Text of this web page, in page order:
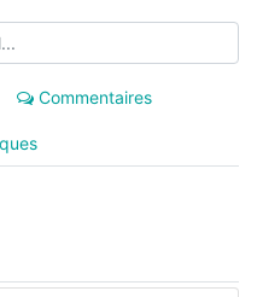
Commentaires